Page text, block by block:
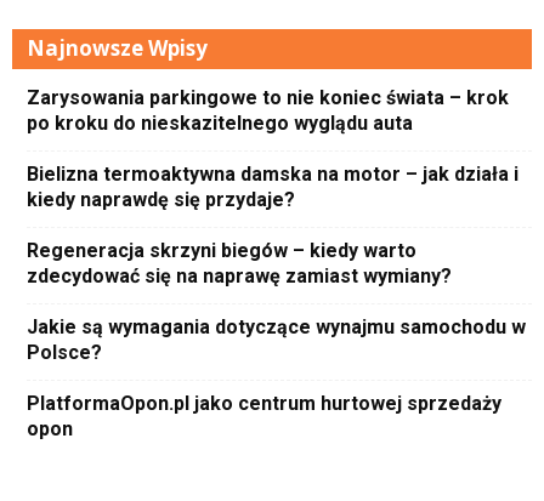
Najnowsze Wpisy
Zarysowania parkingowe to nie koniec świata – krok
po kroku do nieskazitelnego wyglądu auta
Bielizna termoaktywna damska na motor – jak działa i
kiedy naprawdę się przydaje?
Regeneracja skrzyni biegów – kiedy warto
zdecydować się na naprawę zamiast wymiany?
Jakie są wymagania dotyczące wynajmu samochodu w
Polsce?
PlatformaOpon.pl jako centrum hurtowej sprzedaży
opon